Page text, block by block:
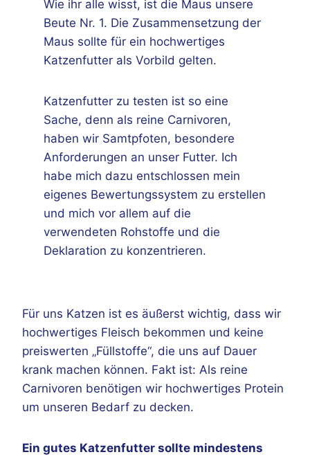
Wie ihr alle wisst, ist die Maus unsere
Beute Nr. 1. Die Zusammensetzung der
Maus sollte für ein hochwertiges
Katzenfutter als Vorbild gelten.
Katzenfutter zu testen ist so eine
Sache, denn als reine Carnivoren,
haben wir Samtpfoten, besondere
Anforderungen an unser Futter. Ich
habe mich dazu entschlossen mein
eigenes Bewertungssystem zu erstellen
und mich vor allem auf die
verwendeten Rohstoffe und die
Deklaration zu konzentrieren.
Für uns Katzen ist es äußerst wichtig, dass wir
hochwertiges Fleisch bekommen und keine
preiswerten „Füllstoffe“, die uns auf Dauer
krank machen können. Fakt ist: Als reine
Carnivoren benötigen wir hochwertiges Protein
um unseren Bedarf zu decken.
Ein gutes Katzenfutter sollte mindestens